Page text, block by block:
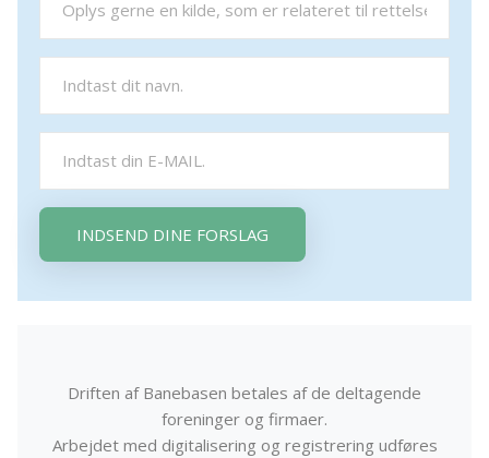
INDSEND DINE FORSLAG
Driften af Banebasen betales af de deltagende
foreninger og firmaer.
Arbejdet med digitalisering og registrering udføres